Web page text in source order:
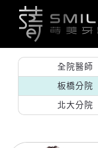
全院醫師
板橋分院
北大分院